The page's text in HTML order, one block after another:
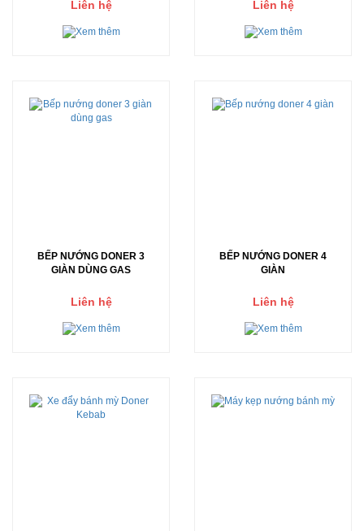
Liên hệ Liên hệ
BẾP NƯỚNG DONER 3
GIÀN DÙNG GAS
Liên hệ
BẾP NƯỚNG DONER 4
GIÀN
Liên hệ